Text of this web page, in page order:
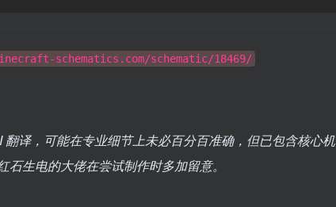
schematics.com/schematic/18469/
翻译，可能在专业细节上未必百分百准确，但已包含核心机
石生电的大佬在尝试制作时多加留意。